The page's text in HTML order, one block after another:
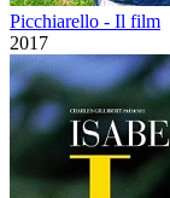
Picchiarello - Il film
2017